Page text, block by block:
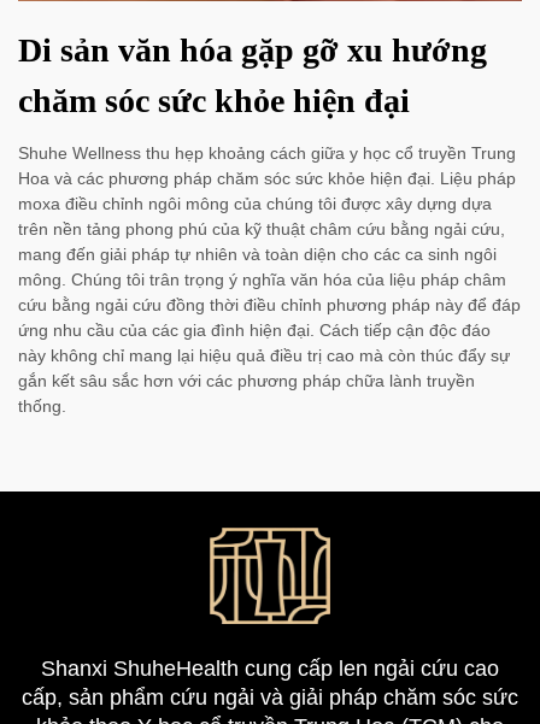
Di sản văn hóa gặp gỡ xu hướng
chăm sóc sức khỏe hiện đại
Shuhe Wellness thu hẹp khoảng cách giữa y học cổ truyền Trung
Hoa và các phương pháp chăm sóc sức khỏe hiện đại. Liệu pháp
moxa điều chỉnh ngôi mông của chúng tôi được xây dựng dựa
trên nền tảng phong phú của kỹ thuật châm cứu bằng ngải cứu,
mang đến giải pháp tự nhiên và toàn diện cho các ca sinh ngôi
mông. Chúng tôi trân trọng ý nghĩa văn hóa của liệu pháp châm
cứu bằng ngải cứu đồng thời điều chỉnh phương pháp này để đáp
ứng nhu cầu của các gia đình hiện đại. Cách tiếp cận độc đáo
này không chỉ mang lại hiệu quả điều trị cao mà còn thúc đẩy sự
gắn kết sâu sắc hơn với các phương pháp chữa lành truyền
thống.
Shanxi ShuheHealth cung cấp len ngải cứu cao
cấp, sản phẩm cứu ngải và giải pháp chăm sóc sức